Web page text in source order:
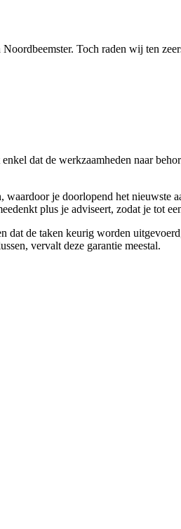
Toch raden wij ten
dat de werkzaamheden naar
je doorlopend het nieuwste
plus je adviseert, zodat je tot
de taken keurig worden
vervalt deze garantie meestal.